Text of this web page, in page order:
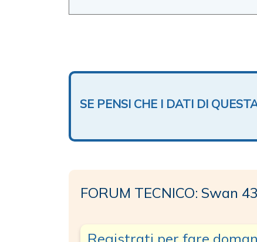
SE PENSI CHE I DATI DI
FORUM TECNICO: Swan
Registrati per fare